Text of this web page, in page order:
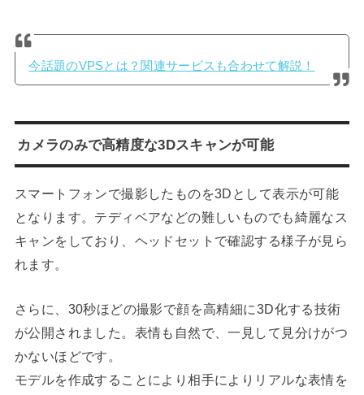
今話題のVPSとは？関連サービスも合わせて解説！
カメラのみで高精度な3Dスキャンが可能
スマートフォンで撮影したものを3Dとして表示が可能
となります。テディベアなどの難しいものでも綺麗なス
キャンをしており、ヘッドセットで確認する様子が見ら
れます。
さらに、30秒ほどの撮影で顔を高精細に3D化する技術
が公開されました。表情も自然で、一見して見分けがつ
かないほどです。
モデルを作成することにより相手によりリアルな表情を